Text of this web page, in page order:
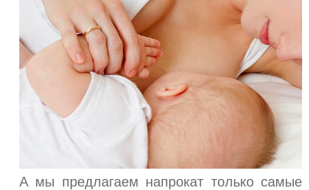
А мы предлагаем напрокат только самые